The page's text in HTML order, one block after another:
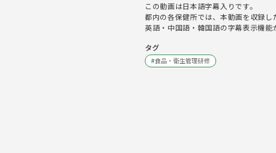
この動画は日本語字幕入りです。
都内の各保健所では、本動画を収録し
英語・中国語・韓国語の字幕表示機能
タグ
#食品・衛生管理研修